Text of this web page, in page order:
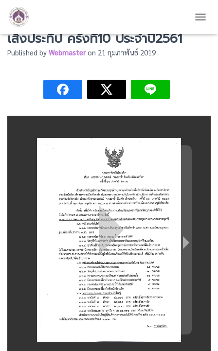
การจัดงานประเพณี สมมาน้ำคืนเพ็ง
เส็งประทีป ครั้งที่10 ประจำปี2561
Published by Webmasteron 21 กุมภาพันธ์ 2019